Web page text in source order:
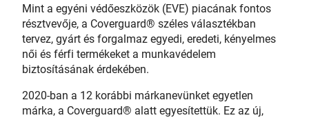
Mint a egyéni védőeszközök (EVE) piacának fontos
résztvevője, a Coverguard® széles választékban
tervez, gyárt és forgalmaz egyedi, eredeti, kényelmes
női és férfi termékeket a munkavédelem
biztosításának érdekében.
2020-ban a 12 korábbi márkanevünket egyetlen
márka, a Coverguard® alatt egyesítettük. Ez az új,